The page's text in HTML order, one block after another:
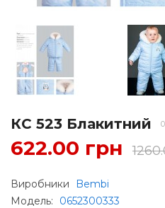
КС 523 Блакитний
622.00 грн
Виробники
Bembi
Модель:
0652300333